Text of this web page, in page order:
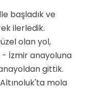
başladık ve
ilerledik.
olan yol,
- İzmir anayoluna
gittik.
mola